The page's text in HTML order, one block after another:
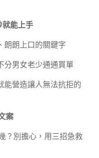
就能上手
朗朗上口的關鍵字
分男女老少通通買單
能營造讓人無法抗拒的
案
？別擔心，用三招急救